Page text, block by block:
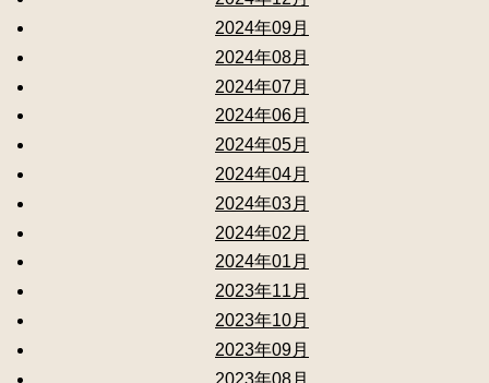
2024年09月
2024年08月
2024年07月
2024年06月
2024年05月
2024年04月
2024年03月
2024年02月
2024年01月
2023年11月
2023年10月
2023年09月
2023年08月